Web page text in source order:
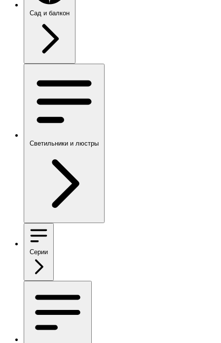
Сад и балкон
Светильники и люстры
Серии